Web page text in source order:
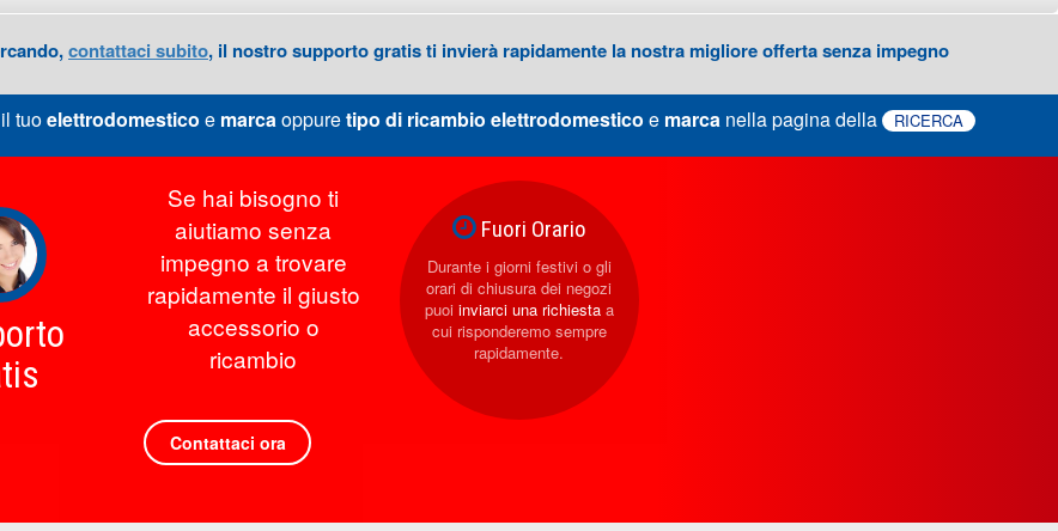
contattaci subito, il nostro supporto gratis ti invierà rapidamente la nostra migliore offerta senza impegno
tuoelettrodomestico e marcaoppuretipo di ricambio elettrodomestico e marcanella pagina della RICERCA
Se hai bisogno ti
aiutiamo senza
impegno a trovare
rapidamente il giusto
accessorio o
ricambio
Contattaci ora
Fuori Orario
Durante i giorni festivi o gli
orari di chiusura dei negozi
puoi inviarci una richiestaa
cui risponderemo sempre
rapidamente.